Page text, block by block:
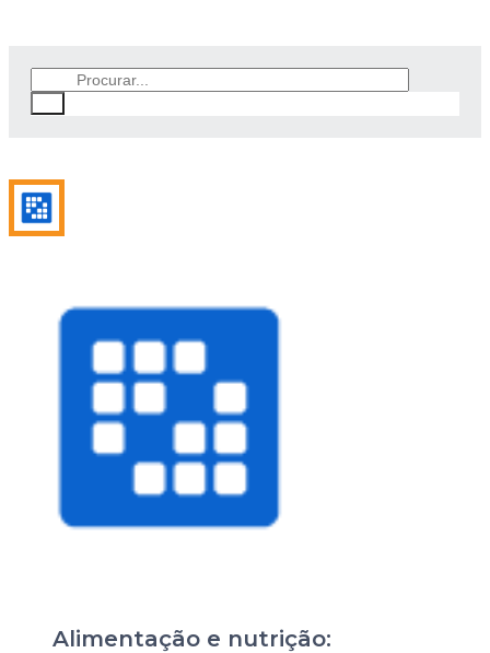
Alimentação e nutrição: